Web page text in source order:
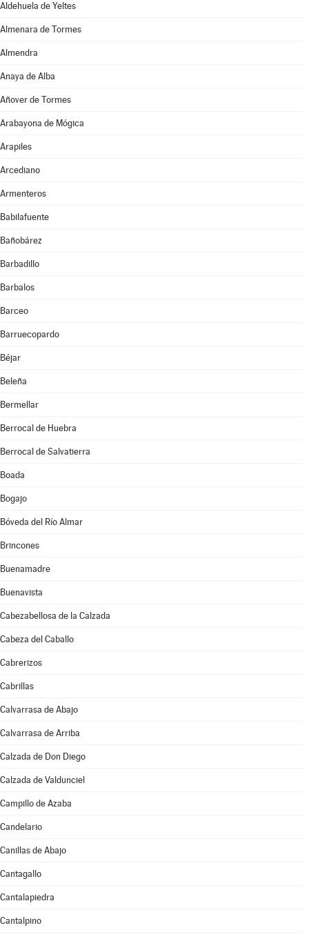
Aldehuela de Yeltes
Almenara de Tormes
Almendra
Anaya de Alba
Añover de Tormes
Arabayona de Mógica
Arapiles
Arcediano
Armenteros
Babilafuente
Bañobárez
Barbadillo
Barbalos
Barceo
Barruecopardo
Béjar
Beleña
Bermellar
Berrocal de Huebra
Berrocal de Salvatierra
Boada
Bogajo
Bóveda del Río Almar
Brincones
Buenamadre
Buenavista
Cabezabellosa de la Calzada
Cabeza del Caballo
Cabrerizos
Cabrillas
Calvarrasa de Abajo
Calvarrasa de Arriba
Calzada de Don Diego
Calzada de Valdunciel
Campillo de Azaba
Candelario
Canillas de Abajo
Cantagallo
Cantalapiedra
Cantalpino